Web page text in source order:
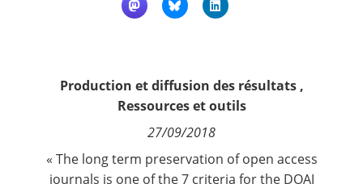
Nous suivre
Production et diffusion des résultats,
Ressources et outils
27/09/2018
« The long term preservation of open access
journals is one of the 7 criteria for the DOAJ